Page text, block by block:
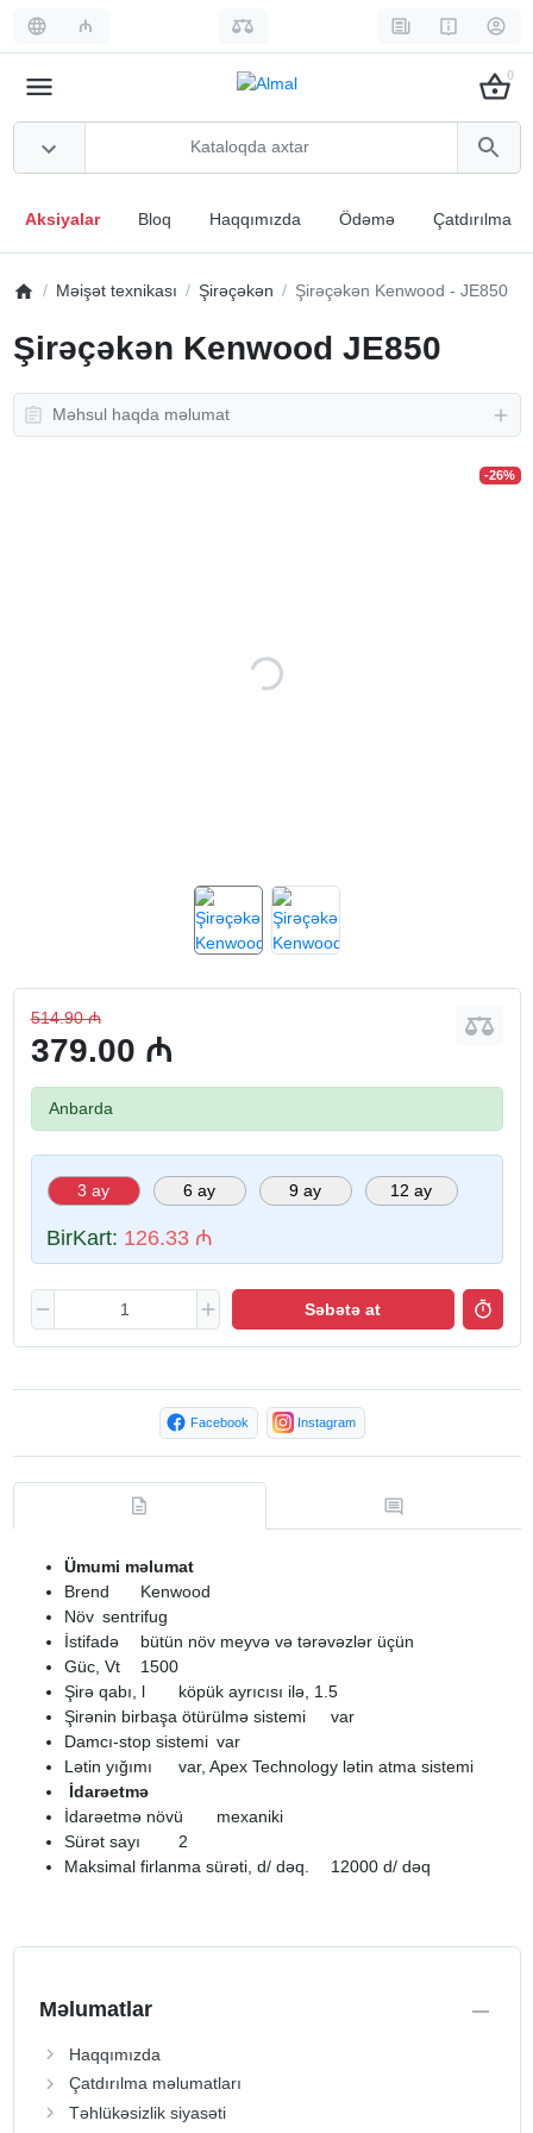
₼
0
Aksiyalar Bloq Haqqımızda Ödəmə Çatdırılma
Məişət texnikası Şirəçəkən Şirəçəkən Kenwood - JE850
Şirəçəkən Kenwood JE850
Məhsul haqda məlumat
-26%
514.90 ₼
379.00 ₼
Anbarda
3 ay 6 ay 9 ay 12 ay
BirKart: 126.33 ₼
Səbətə at
Facebook Instagram
Ümumi məlumat
Brend
Kenwood
Növ sentrifug
İstifadə
bütün növ meyvə və tərəvəzlər üçün
Güc, Vt
1500
Şirə qabı, l
köpük ayrıcısı ilə, 1.5
Şirənin birbaşa ötürülmə sistemi
var
Damcı-stop sistemi var
Lətin yığımı
var, Apex Technology lətin atma sistemi
İdarəetmə
İdarəetmə növü
mexaniki
Sürət sayı
2
Maksimal firlanma sürəti, d/ dəq.
12000 d/ dəq
Məlumatlar
Haqqımızda
Çatdırılma məlumatları
Təhlükəsizlik siyasəti